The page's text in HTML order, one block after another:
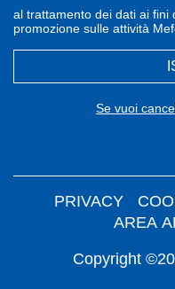
al trattamento dei dati ai fini
promozione sulle attività
Se vuoi
Copyright
PRIVACY
AREA